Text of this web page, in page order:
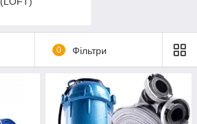
0 Фільтри